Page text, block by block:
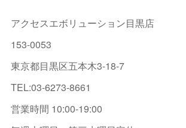
アクセスエボリューション目黒店
153-0053
東京都目黒区五本木3-18-7
TEL:03-6273-8661
営業時間 10:00-19:00